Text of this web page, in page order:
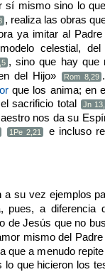
sí mismo sino lo
, realiza las obras
ya imitar al
celestial,
, sino que hay que
del Hijo»
Rom 8,29
que los anima; en
sacrificio total
Jn
nos da su
1Pe 2,21
e incluso
a su vez ejemplos
pues, a diferencia
de Jesús que no
mismo del
que a menudo
lo que hicieron los